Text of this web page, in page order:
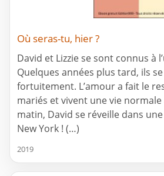
Où seras-tu, hier ?
David et Lizzie se sont connus à
Quelques années plus tard, ils
fortuitement. L’amour a fait le
mariés et vivent une vie normale
matin, David se réveille dans
New York ! (…)
2019